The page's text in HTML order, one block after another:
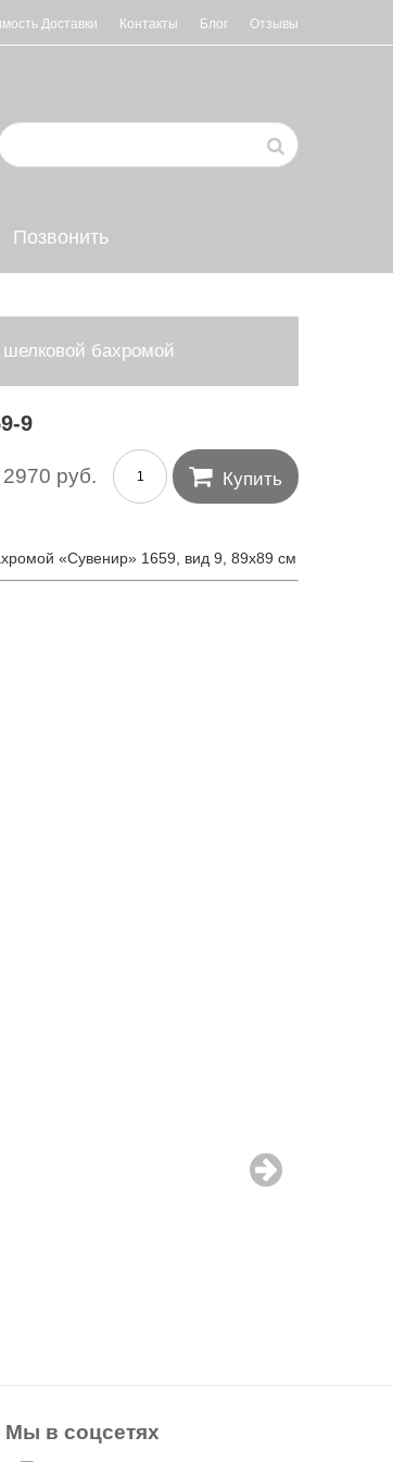
Доставки Контакты Блог Отзывы
Позвонить
бахромой
9
2970 руб.  Купить
«Сувенир» 1659, вид 9, 89х89 см
Мы в соцсетях